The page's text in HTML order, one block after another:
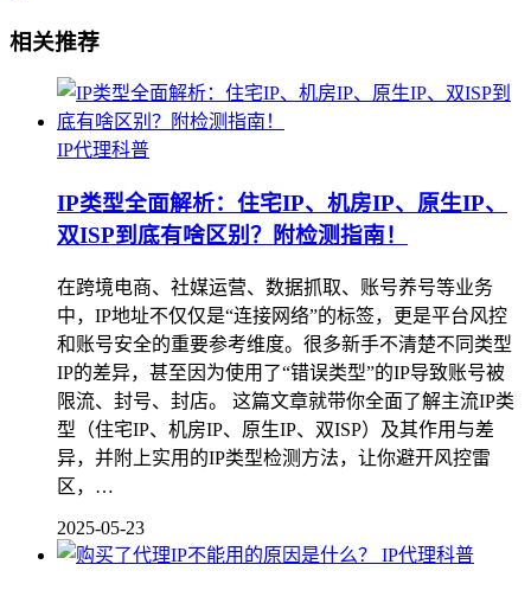
相关推荐
IP代理科普
IP类型全面解析：住宅IP、机房IP、原生IP、
双ISP到底有啥区别？附检测指南！
在跨境电商、社媒运营、数据抓取、账号养号等业务
中，IP地址不仅仅是“连接网络”的标签，更是平台风控
和账号安全的重要参考维度。很多新手不清楚不同类型
IP的差异，甚至因为使用了“错误类型”的IP导致账号被
限流、封号、封店。 这篇文章就带你全面了解主流IP类
型（住宅IP、机房IP、原生IP、双ISP）及其作用与差
异，并附上实用的IP类型检测方法，让你避开风控雷
区，…
2025-05-23
IP代理科普